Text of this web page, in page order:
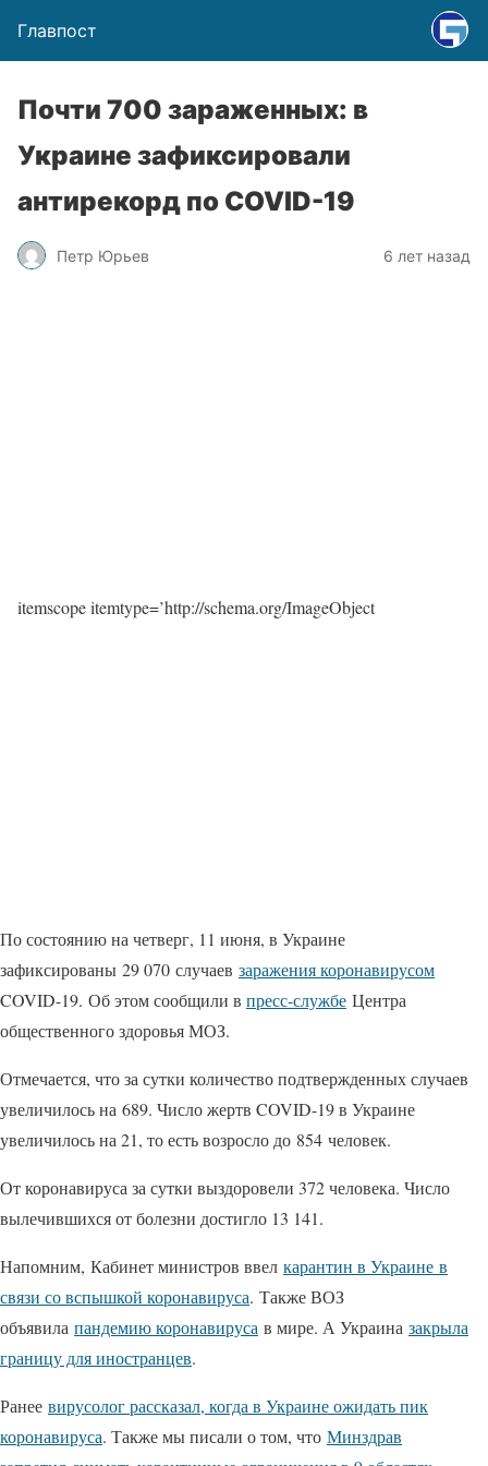
Главпост
Почти 700 зараженных: в
Украине зафиксировали
антирекорд по COVID-19
Петр Юрьев 6 лет назад
itemscope itemtype=’http://schema.org/ImageObject
По состоянию на четверг, 11 июня, в Украине
зафиксированы 29 070 случаев заражения коронавирусом
COVID-19. Об этом сообщили в пресс-службе Центра
общественного здоровья МОЗ.
Отмечается, что за сутки количество подтвержденных случаев
увеличилось на 689. Число жертв COVID-19 в Украине
увеличилось на 21, то есть возросло до 854 человек.
От коронавируса за сутки выздоровели 372 человека. Число
вылечившихся от болезни достигло 13 141.
Напомним, Кабинет министров ввел карантин в Украине в
связи со вспышкой коронавируса. Также ВОЗ
объявила пандемию коронавируса в мире. А Украина закрыла
границу для иностранцев.
Ранее вирусолог рассказал, когда в Украине ожидать пик
коронавируса. Также мы писали о том, что Минздрав